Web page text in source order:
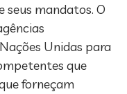
seus mandatos. O
Unidas para
que
forneçam